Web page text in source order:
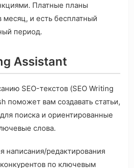
Платные планы
месяц, и есть бесплатный
период.
Assistant
SEO-текстов (SEO Writing
поможет вам создавать статьи,
поиска и ориентированные
слова.
написания/редактирования
по ключевым